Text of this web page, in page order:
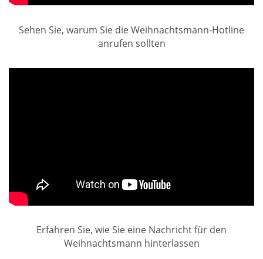
Sehen Sie, warum Sie die Weihnachtsmann-Hotline
anrufen sollten
Erfahren Sie, wie Sie eine Nachricht für den
Weihnachtsmann hinterlassen